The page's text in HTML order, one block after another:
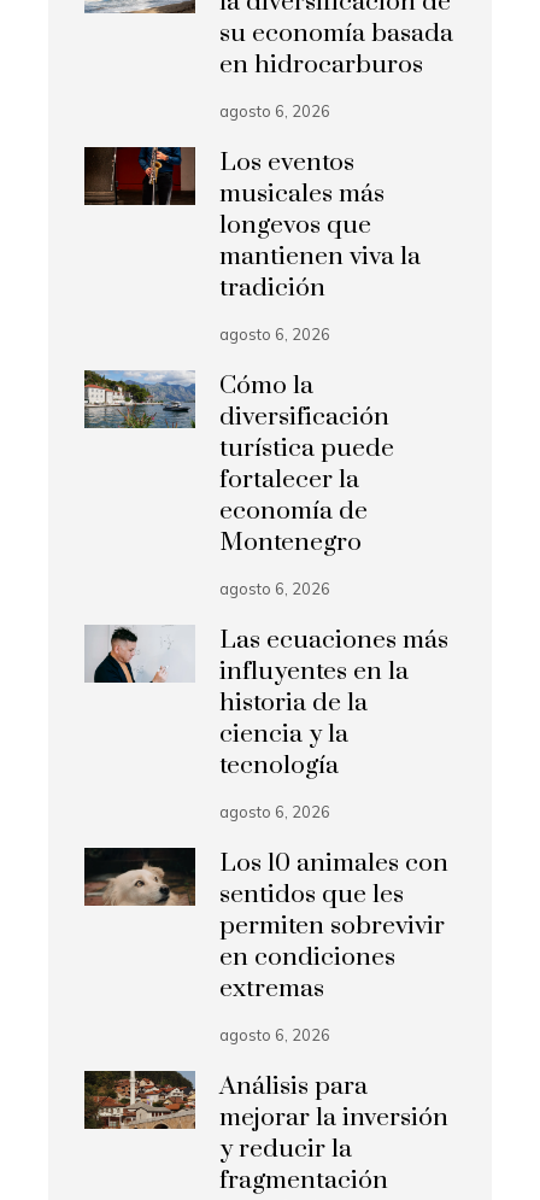
su economía basada
en hidrocarburos
agosto 6, 2026
Los eventos
musicales más
longevos que
mantienen viva la
tradición
agosto 6, 2026
Cómo la
diversificación
turística puede
fortalecer la
economía de
Montenegro
agosto 6, 2026
Las ecuaciones más
influyentes en la
historia de la
ciencia y la
tecnología
agosto 6, 2026
Los 10 animales con
sentidos que les
permiten sobrevivir
en condiciones
extremas
agosto 6, 2026
Análisis para
mejorar la inversión
y reducir la
fragmentación